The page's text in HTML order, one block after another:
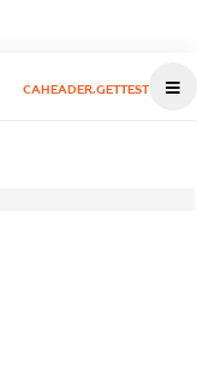
CAHEADER.GETTEST